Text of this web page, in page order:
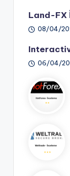
Land-FX
08/04/
06/04/